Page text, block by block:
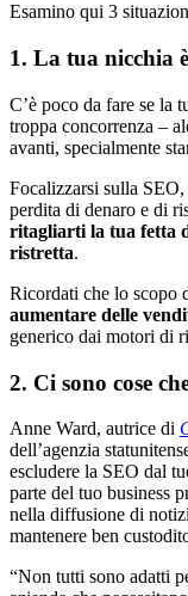
Esamino qui 3
1. La tua nicchia
C’è poco da fare se la
troppa concorrenza –
avanti, specialmente
Focalizzarsi sulla
perdita di denaro e di
ritagliarti la tua fetta
ristretta.
Ricordati che lo scopo
aumentare delle
generico dai motori di
2. Ci sono cose
Anne Ward, autrice di
dell’agenzia
escludere la SEO dal
parte del tuo business
nella diffusione di
mantenere ben
“Non tutti sono adatti